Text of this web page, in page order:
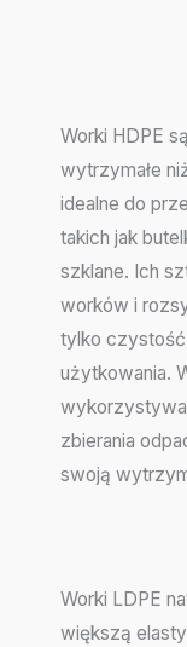
Worki HDPE
wytrzymałe
idealne do
takich jak
szklane. Ich
worków i
tylko
użytkowania.
zbierania
swoją
Worki LDPE
większą